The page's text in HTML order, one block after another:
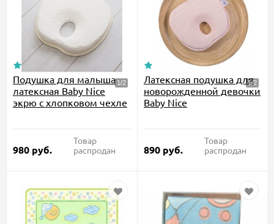
Подушка для малыша
латексная Baby Nice
экрю с хлопковом чехле
980 руб.
Товар
распродан
Латексная подушка для
новорожденной девочки
Baby Nice
890 руб.
Товар
распродан